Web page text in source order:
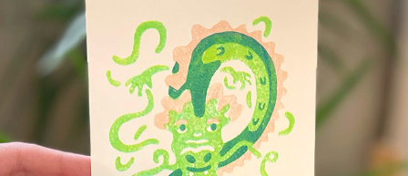
Year of the Dragon